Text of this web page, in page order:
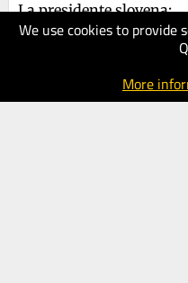
We use cookies to provide
More
La presidente slovena:
«A Gaza è genocidio»